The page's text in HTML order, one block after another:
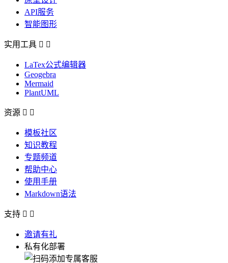
API服务
智能图形
实用工具  
LaTex公式编辑器
Geogebra
Mermaid
PlantUML
资源  
模板社区
知识教程
专题频道
帮助中心
使用手册
Markdown语法
支持  
邀请有礼
私有化部署